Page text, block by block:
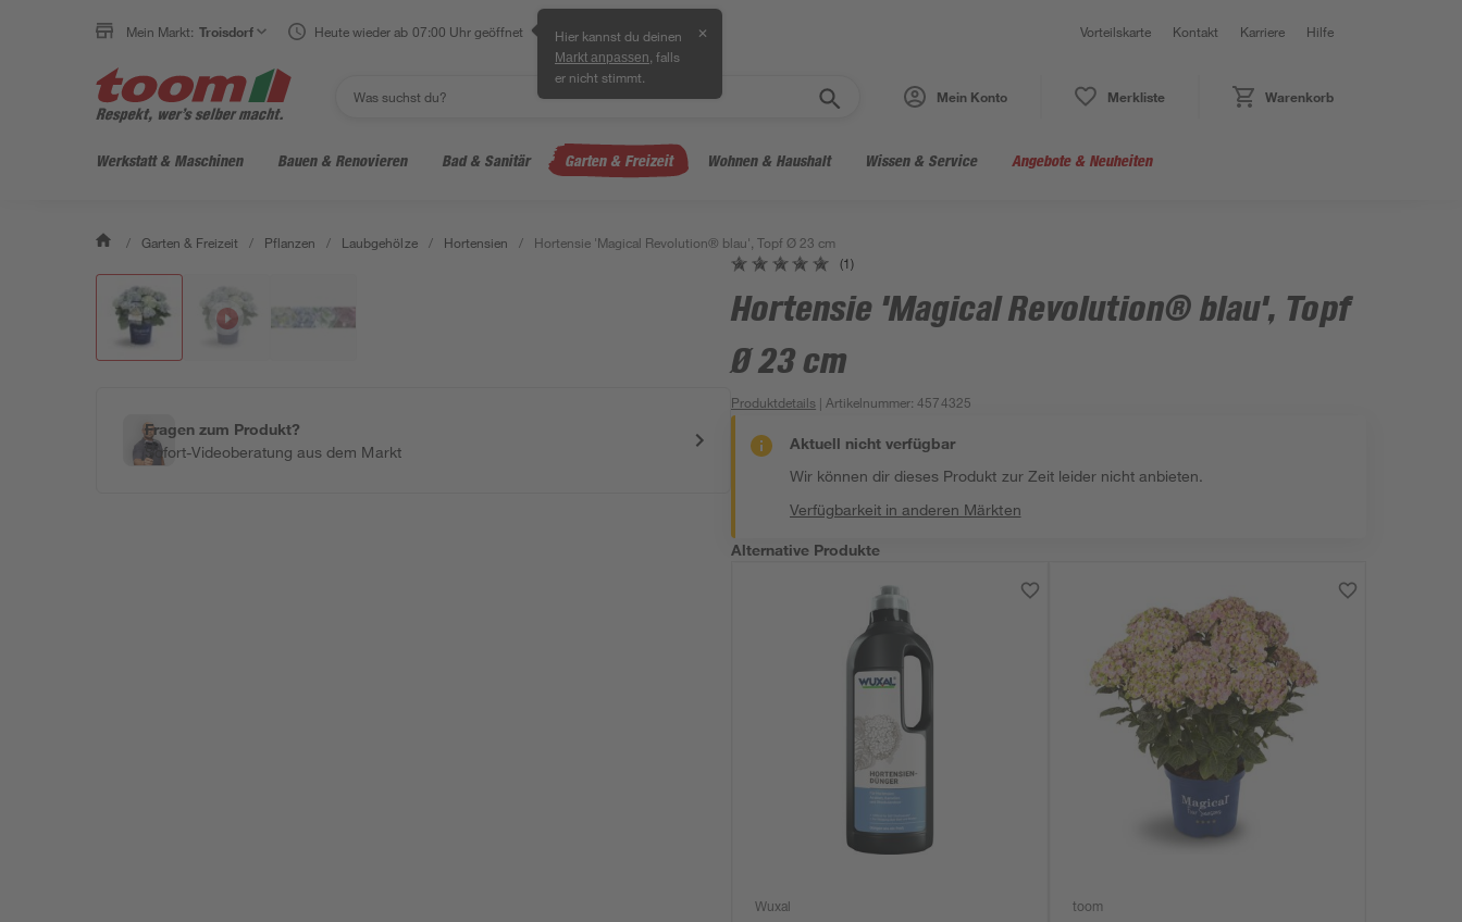
Mein Markt: Troisdorf Heute wieder ab 07:00 Uhr geöffnet Hier kannst du deinen
Markt anpassen , falls
er nicht stimmt.
✕ Vorteilskarte Kontakt Karriere Hilfe
Mein Konto Merkliste Warenkorb
Werkstatt & Maschinen Bauen & Renovieren Bad & Sanitär Garten & Freizeit Wohnen & Haushalt Wissen & Service Angebote & Neuheiten
/ Garten & Freizeit / Pflanzen / Laubgehölze / Hortensien / Hortensie 'Magical Revolution® blau', Topf Ø 23 cm
Fragen zum Produkt?
Sofort-Videoberatung aus dem Markt
(1)
Hortensie 'Magical Revolution® blau', Topf
Ø 23 cm
Produktdetails | Artikelnummer:4574325
Aktuell nicht verfügbar
Wir können dir dieses Produkt zur Zeit leider nicht anbieten.
Verfügbarkeit in anderen Märkten
Alternative Produkte
Wuxal toom